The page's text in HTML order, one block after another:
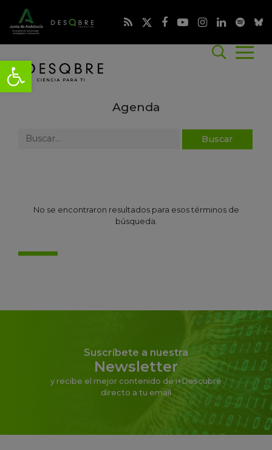
Agenda
No se encontraron resultados para esos términos de
búsqueda.
Suscríbete a nuestra
Newsletter
y recibe el mejor contenido de i+Descubre
directo a tu email